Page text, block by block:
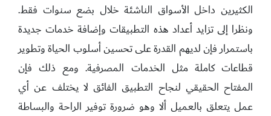
الكثيرين داخل الأسواق الناشئة خلال بضع سنوات فقط.
ونظرا إلى تزايد أعداد هذه التطبيقات وإضافة خدمات جديدة
باستمرار فإن لديهم القدرة على تحسين أسلوب الحياة وتطوير
قطاعات كاملة مثل الخدمات المصرفية. ومع ذلك فإن
المفتاح الحقيقي لنجاح التطبيق الفائق لا يختلف عن أي
عمل يتعلق بالعميل ألا وهو ضرورة توفير الراحة والبساطة